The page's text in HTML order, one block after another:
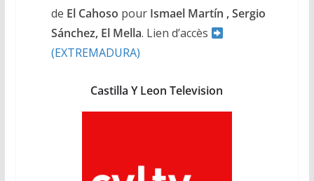
de El Cahoso pour Ismael Martín , Sergio
Sánchez, El Mella. Lien d’accès
(EXTREMADURA)
Castilla Y Leon Television